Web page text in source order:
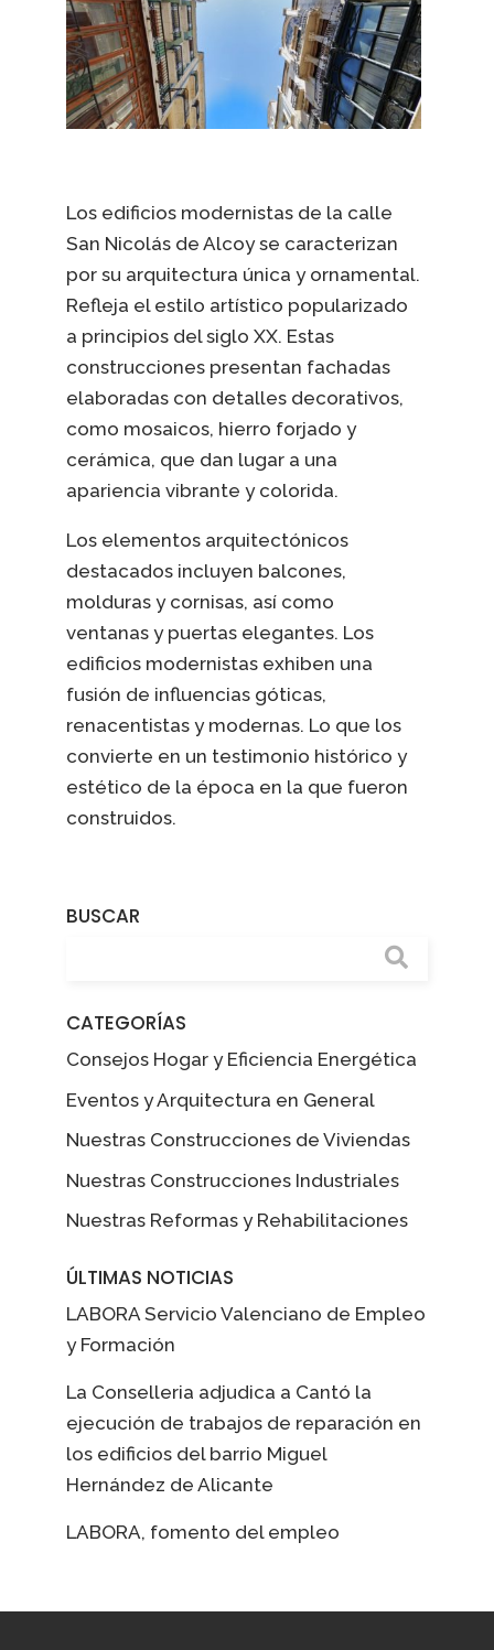
Los edificios modernistas de la calle
San Nicolás de Alcoy se caracterizan
por su arquitectura única y ornamental.
Refleja el estilo artístico popularizado
a principios del siglo XX. Estas
construcciones presentan fachadas
elaboradas con detalles decorativos,
como mosaicos, hierro forjado y
cerámica, que dan lugar a una
apariencia vibrante y colorida.
Los elementos arquitectónicos
destacados incluyen balcones,
molduras y cornisas, así como
ventanas y puertas elegantes. Los
edificios modernistas exhiben una
fusión de influencias góticas,
renacentistas y modernas. Lo que los
convierte en un testimonio histórico y
estético de la época en la que fueron
construidos.
BUSCAR
CATEGORÍAS
Consejos Hogar y Eficiencia Energética
Eventos y Arquitectura en General
Nuestras Construcciones de Viviendas
Nuestras Construcciones Industriales
Nuestras Reformas y Rehabilitaciones
ÚLTIMAS NOTICIAS
LABORA Servicio Valenciano de Empleo
y Formación
La Conselleria adjudica a Cantó la
ejecución de trabajos de reparación en
los edificios del barrio Miguel
Hernández de Alicante
LABORA, fomento del empleo